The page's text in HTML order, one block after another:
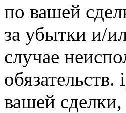
по вашей
за убытки и/
случае
вашей